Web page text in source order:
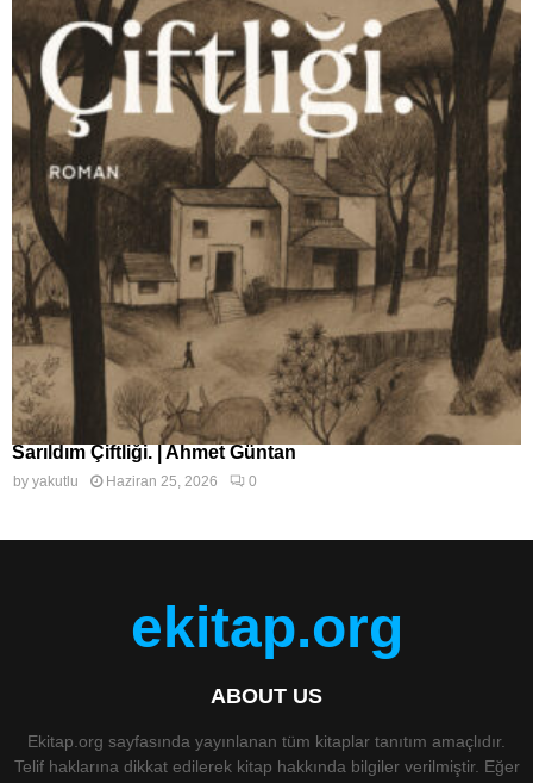
Sarıldım Çiftliği. | Ahmet Güntan
by yakutlu Haziran 25, 2026 0
ekitap.org
ABOUT US
Ekitap.org sayfasında yayınlanan tüm kitaplar tanıtım amaçlıdır.
Telif haklarına dikkat edilerek kitap hakkında bilgiler verilmiştir. Eğer